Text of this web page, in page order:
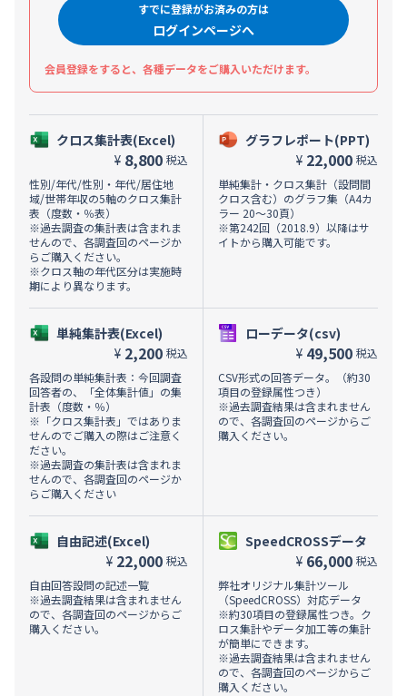
すでに登録がお済みの方は
ログインページへ
会員登録をすると、各種データをご購入いただけます。
クロス集計表(Excel)
¥ 8,800 税込
性別/年代/性別・年代/居住地
域/世帯年収の5軸のクロス集計
表（度数・％表）
※過去調査の集計表は含まれま
せんので、各調査回のページか
らご購入ください。
※クロス軸の年代区分は実施時
期により異なります。
単純集計表(Excel)
¥ 2,200 税込
各設問の単純集計表：今回調査
回答者の、「全体集計値」の集
計表（度数・％）
※「クロス集計表」ではありま
せんのでご購入の際はご注意く
ださい。
※過去調査の集計表は含まれま
せんので、各調査回のページか
らご購入ください
自由記述(Excel)
¥ 22,000 税込
自由回答設問の記述一覧
※過去調査結果は含まれません
ので、各調査回のページからご
購入ください。
グラフレポート(PPT)
¥ 22,000 税込
単純集計・クロス集計（設問間
クロス含む）のグラフ集（A4カ
ラー 20～30頁）
※第242回（2018.9）以降はサ
イトから購入可能です。
ローデータ(csv)
¥ 49,500 税込
CSV形式の回答データ。（約30
項目の登録属性つき）
※過去調査結果は含まれません
ので、各調査回のページからご
購入ください。
SpeedCROSSデータ
¥ 66,000 税込
弊社オリジナル集計ツール
（SpeedCROSS）対応データ
※約30項目の登録属性つき。ク
ロス集計やデータ加工等の集計
が簡単にできます。
※過去調査結果は含まれません
ので、各調査回のページからご
購入ください。